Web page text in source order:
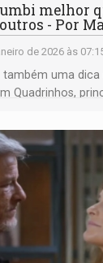
melhor
- Por
de 2026 às
uma dica
Quadrinhos,